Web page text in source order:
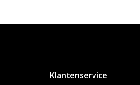
Klantenservice